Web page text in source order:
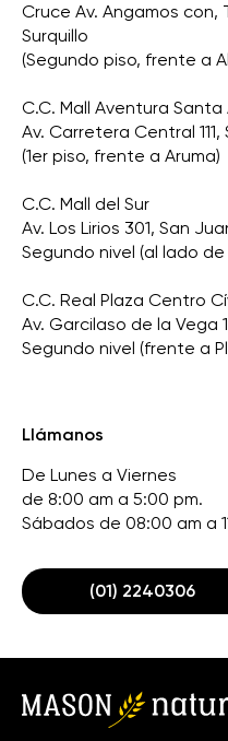
Cruce Av. Angamos con,
Surquillo
(Segundo piso, frente a
C.C. Mall Aventura Santa
Av. Carretera Central
(1er piso, frente a Aruma)
C.C. Mall del Sur
Av. Los Lirios 301, San
Segundo nivel (al lado
C.C. Real Plaza Centro
Av. Garcilaso de la Vega
Segundo nivel (frente a
Llámanos
De Lunes a Viernes
de 8:00 am a 5:00 pm.
Sábados de 08:00 am a
(01) 2240306